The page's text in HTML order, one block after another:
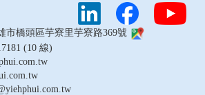
市橋頭區芋寮里芋寮路369號
(10 線)